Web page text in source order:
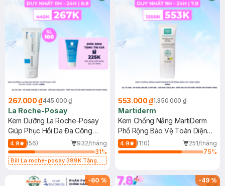
267.000 ₫445.000 ₫
La Roche-Posay
Kem Dưỡng La Roche-Posay
Giúp Phục Hồi Da Đa Công
Dụng 40ml
4.9 (56)
932/tháng
31%
Bill La roche-posay 399K Tặng
(SL có hạn)
553.000 ₫1.350.000 ₫
Martiderm
Kem Chống Nắng MartiDerm
Phổ Rộng Bảo Vệ Toàn Diện
40ml
4.9 (110)
251/tháng
75%
-60 % -49%